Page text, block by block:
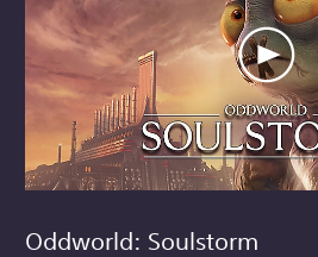
Oddworld: Soulstorm